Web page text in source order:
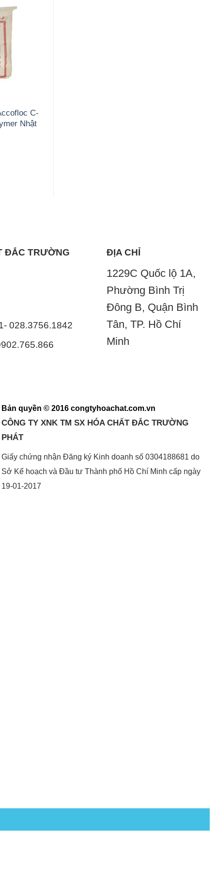
C-
Nhật
ĐẮC TRƯỜNG
028.3756.1842
ĐỊA CHỈ
1229C Quốc lộ 1A,
Phường Bình Trị
Đông B, Quận Bình
Tân, TP. Hồ Chí
Minh
Bản quyền © 2016 congtyhoachat.com.vn
CÔNG TY XNK TM SX HÓA CHẤT ĐẮC TRƯỜNG
PHÁT
Giấy chứng nhận Đăng ký Kinh doanh số 0304188681 do
Sở Kế hoạch và Đầu tư Thành phố Hồ Chí Minh cấp ngày
19-01-2017